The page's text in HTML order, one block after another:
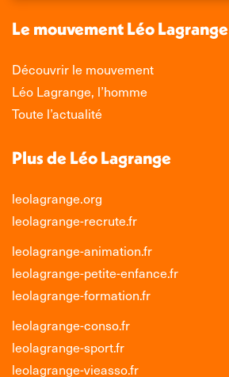
fenêtrefenêtrefenêtre
nouvelle
fenêtre
Le mouvement Léo Lagrange
Découvrir le mouvement
Léo Lagrange, l’homme
Toute l’actualité
Plus de Léo Lagrange
leolagrange.org
leolagrange-recrute.fr
leolagrange-animation.fr
leolagrange-petite-enfance.fr
leolagrange-formation.fr
leolagrange-conso.fr
leolagrange-sport.fr
leolagrange-vieasso.fr